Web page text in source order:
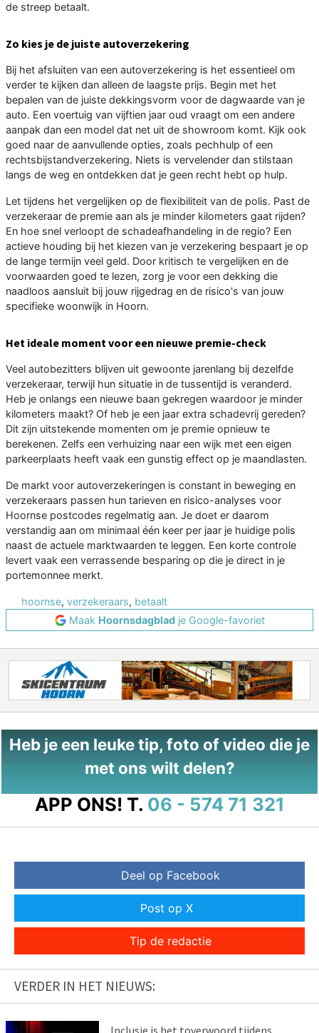
de streep betaalt.
Zo kies je de juiste autoverzekering
Bij het afsluiten van een autoverzekering is het essentieel om
verder te kijken dan alleen de laagste prijs. Begin met het
bepalen van de juiste dekkingsvorm voor de dagwaarde van je
auto. Een voertuig van vijftien jaar oud vraagt om een andere
aanpak dan een model dat net uit de showroom komt. Kijk ook
goed naar de aanvullende opties, zoals pechhulp of een
rechtsbijstandverzekering. Niets is vervelender dan stilstaan
langs de weg en ontdekken dat je geen recht hebt op hulp.
Let tijdens het vergelijken op de flexibiliteit van de polis. Past de
verzekeraar de premie aan als je minder kilometers gaat rijden?
En hoe snel verloopt de schadeafhandeling in de regio? Een
actieve houding bij het kiezen van je verzekering bespaart je op
de lange termijn veel geld. Door kritisch te vergelijken en de
voorwaarden goed te lezen, zorg je voor een dekking die
naadloos aansluit bij jouw rijgedrag en de risico's van jouw
specifieke woonwijk in Hoorn.
Het ideale moment voor een nieuwe premie-check
Veel autobezitters blijven uit gewoonte jarenlang bij dezelfde
verzekeraar, terwijl hun situatie in de tussentijd is veranderd.
Heb je onlangs een nieuwe baan gekregen waardoor je minder
kilometers maakt? Of heb je een jaar extra schadevrij gereden?
Dit zijn uitstekende momenten om je premie opnieuw te
berekenen. Zelfs een verhuizing naar een wijk met een eigen
parkeerplaats heeft vaak een gunstig effect op je maandlasten.
De markt voor autoverzekeringen is constant in beweging en
verzekeraars passen hun tarieven en risico-analyses voor
Hoornse postcodes regelmatig aan. Je doet er daarom
verstandig aan om minimaal één keer per jaar je huidige polis
naast de actuele marktwaarden te leggen. Een korte controle
levert vaak een verrassende besparing op die je direct in je
portemonnee merkt.
hoornse, verzekeraars, betaalt
Maak Hoornsdagbladje Google-favoriet
Heb je een leuke tip, foto of video die je
met ons wilt delen?
APP ONS! T. 06 - 574 71 321
Deel op Facebook
Post op X
Tip de redactie
VERDER IN HET NIEUWS: